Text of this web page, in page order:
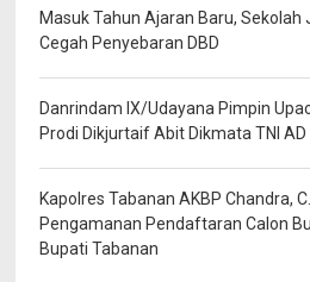
Masuk Tahun Ajaran Baru, Sekolah
Cegah Penyebaran DBD
Danrindam IX/Udayana Pimpin
Prodi Dikjurtaif Abit Dikmata TNI AD
Kapolres Tabanan AKBP Chandra,
Pengamanan Pendaftaran Calon
Bupati Tabanan